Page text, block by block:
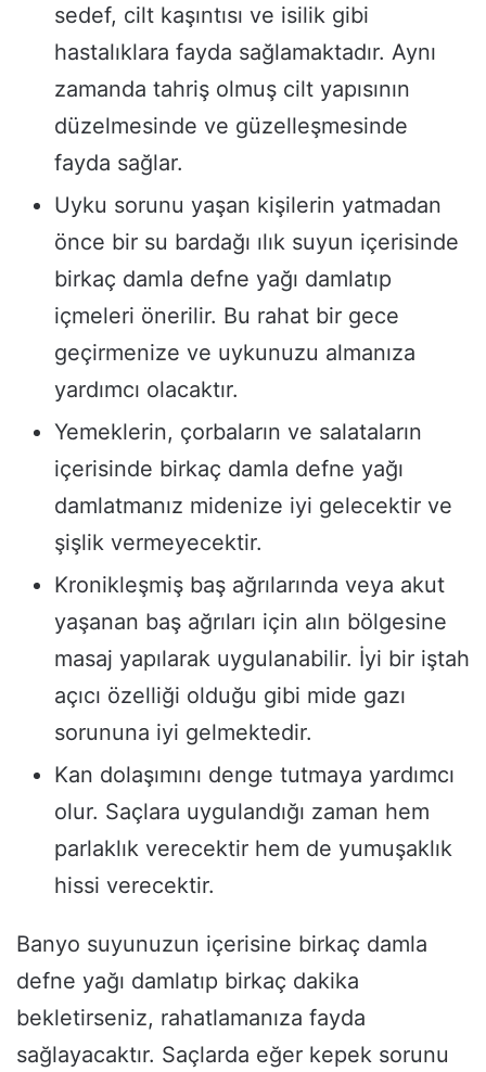
sedef, cilt kaşıntısı ve isilik gibi
hastalıklara fayda sağlamaktadır. Aynı
zamanda tahriş olmuş cilt yapısının
düzelmesinde ve güzelleşmesinde
fayda sağlar.
Uyku sorunu yaşan kişilerin yatmadan
önce bir su bardağı ılık suyun içerisinde
birkaç damla defne yağı damlatıp
içmeleri önerilir. Bu rahat bir gece
geçirmenize ve uykunuzu almanıza
yardımcı olacaktır.
Yemeklerin, çorbaların ve salataların
içerisinde birkaç damla defne yağı
damlatmanız midenize iyi gelecektir ve
şişlik vermeyecektir.
Kronikleşmiş baş ağrılarında veya akut
yaşanan baş ağrıları için alın bölgesine
masaj yapılarak uygulanabilir. İyi bir iştah
açıcı özelliği olduğu gibi mide gazı
sorununa iyi gelmektedir.
Kan dolaşımını denge tutmaya yardımcı
olur. Saçlara uygulandığı zaman hem
parlaklık verecektir hem de yumuşaklık
hissi verecektir.
Banyo suyunuzun içerisine birkaç damla
defne yağı damlatıp birkaç dakika
bekletirseniz, rahatlamanıza fayda
sağlayacaktır. Saçlarda eğer kepek sorunu